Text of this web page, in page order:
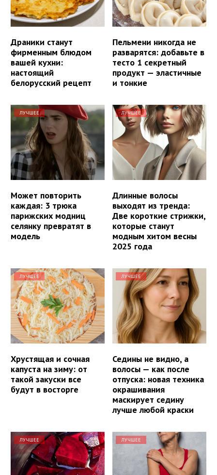
Драники станут
фирменным блюдом
вашей кухни:
настоящий
белорусский рецепт
Пельмени никогда не
разварятся: добавьте в
тесто 1 секретный
продукт — эластичные
и тонкие
ЛУЧШЕЕ
Может повторить
каждая: 3 трюка
парижских модниц
селянку превратят в
модель
ЛУЧШЕЕ
Длинные волосы
выходят из тренда:
Две короткие стрижки,
которые станут
модным хитом весны
2025 года
ЛУЧШЕЕ
Хрустящая и сочная
капуста на зиму: от
такой закуски все
будут в восторге
ЛУЧШЕЕ
Седины не видно, а
волосы — как после
отпуска: новая техника
окрашивания
маскирует седину
лучше любой краски
ЛУЧШЕЕ ЛУЧШЕЕ